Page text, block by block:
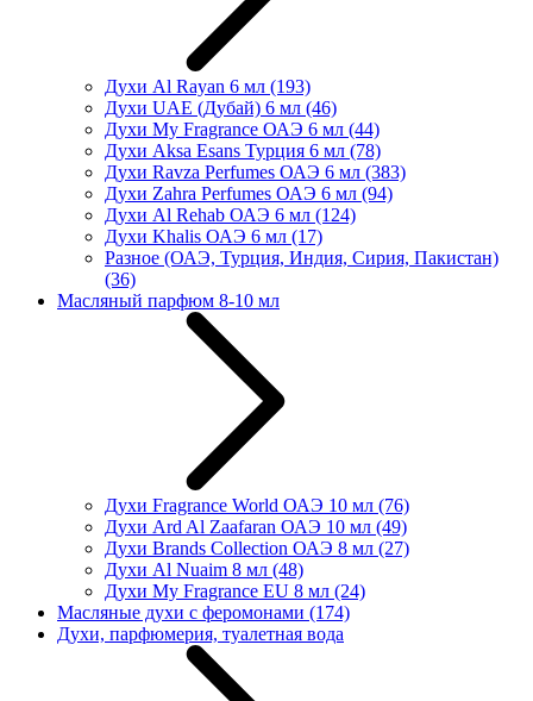
Духи Al Rayan 6 мл (193)
Духи UAE (Дубай) 6 мл (46)
Духи My Fragrance ОАЭ 6 мл (44)
Духи Aksa Esans Турция 6 мл (78)
Духи Ravza Perfumes ОАЭ 6 мл (383)
Духи Zahra Perfumes ОАЭ 6 мл (94)
Духи Al Rehab ОАЭ 6 мл (124)
Духи Khalis ОАЭ 6 мл (17)
Разное (ОАЭ, Турция, Индия, Сирия, Пакистан)
(36)
Масляный парфюм 8-10 мл
Духи Fragrance World ОАЭ 10 мл (76)
Духи Ard Al Zaafaran ОАЭ 10 мл (49)
Духи Brands Collection ОАЭ 8 мл (27)
Духи Al Nuaim 8 мл (48)
Духи My Fragrance EU 8 мл (24)
Масляные духи с феромонами (174)
Духи, парфюмерия, туалетная вода